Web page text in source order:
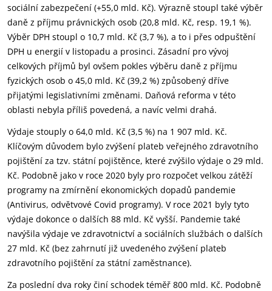
sociální zabezpečení (+55,0 mld. Kč). Výrazně stoupl také výběr
daně z příjmu právnických osob (20,8 mld. Kč, resp. 19,1 %).
Výběr DPH stoupl o 10,7 mld. Kč (3,7 %), a to i přes odpuštění
DPH u energií v listopadu a prosinci. Zásadní pro vývoj
celkových příjmů byl ovšem pokles výběru daně z příjmu
fyzických osob o 45,0 mld. Kč (39,2 %) způsobený dříve
přijatými legislativními změnami. Daňová reforma v této
oblasti nebyla příliš povedená, a navíc velmi drahá.
Výdaje stouply o 64,0 mld. Kč (3,5 %) na 1 907 mld. Kč.
Klíčovým důvodem bylo zvýšení plateb veřejného zdravotního
pojištění za tzv. státní pojištěnce, které zvýšilo výdaje o 29 mld.
Kč. Podobně jako v roce 2020 byly pro rozpočet velkou zátěží
programy na zmírnění ekonomických dopadů pandemie
(Antivirus, odvětvové Covid programy). V roce 2021 byly tyto
výdaje dokonce o dalších 88 mld. Kč vyšší. Pandemie také
navýšila výdaje ve zdravotnictví a sociálních službách o dalších
27 mld. Kč (bez zahrnutí již uvedeného zvýšení plateb
zdravotního pojištění za státní zaměstnance).
Za poslední dva roky činí schodek téměř 800 mld. Kč. Podobně